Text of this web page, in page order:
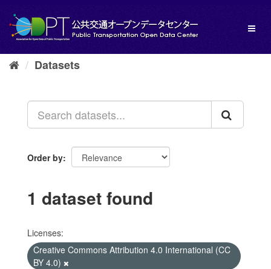
content
Datasets
Order by
1 dataset found
Licenses:
Creative Commons Attribution 4.0 International (CC
BY 4.0)